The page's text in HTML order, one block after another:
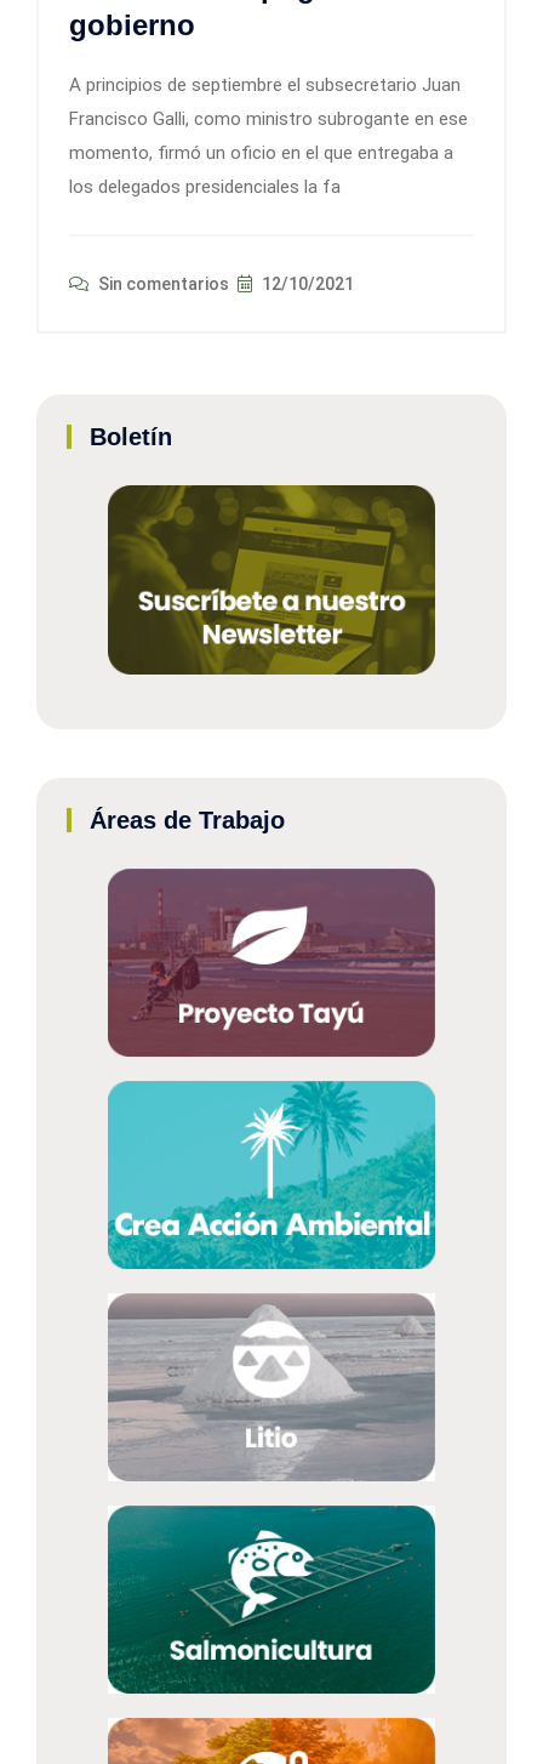
gobierno
A principios de septiembre el subsecretario Juan
Francisco Galli, como ministro subrogante en ese
momento, firmó un oficio en el que entregaba a
los delegados presidenciales la fa
Sin comentarios 12/10/2021
Boletín
Áreas de Trabajo